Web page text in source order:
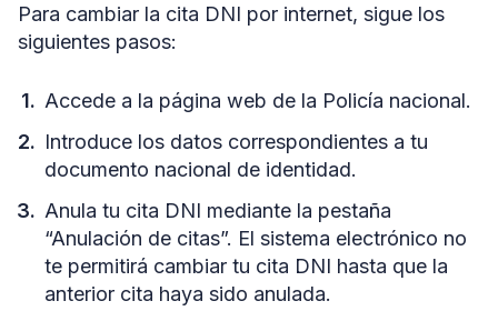
Para cambiar la cita DNI por internet, sigue los
siguientes pasos:
Accede a la página web de la Policía nacional.
Introduce los datos correspondientes a tu
documento nacional de identidad.
Anula tu cita DNI mediante la pestaña
“Anulación de citas”. El sistema electrónico no
te permitirá cambiar tu cita DNI hasta que la
anterior cita haya sido anulada.